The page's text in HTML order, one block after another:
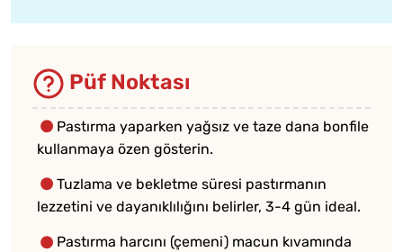
Püf Noktası
Pastırma yaparken yağsız ve taze dana bonfile
kullanmaya özen gösterin.
Tuzlama ve bekletme süresi pastırmanın
lezzetini ve dayanıklılığını belirler, 3-4 gün ideal.
Pastırma harcını (çemeni) macun kıvamında